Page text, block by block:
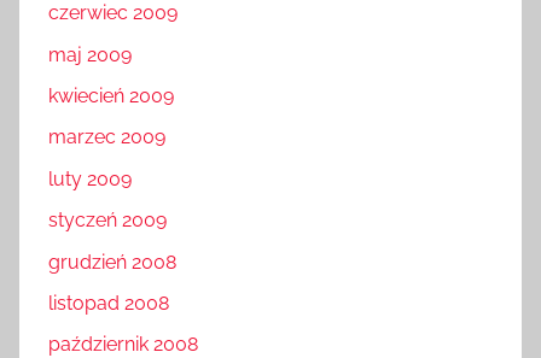
czerwiec 2009
maj 2009
kwiecień 2009
marzec 2009
luty 2009
styczeń 2009
grudzień 2008
listopad 2008
październik 2008